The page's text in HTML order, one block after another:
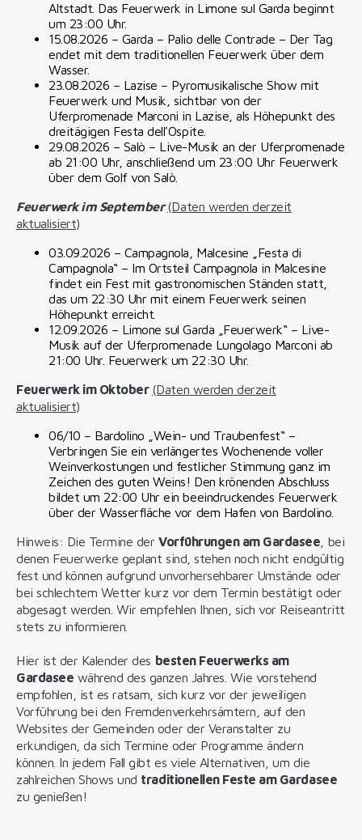
Altstadt. Das Feuerwerk in Limone sul Garda beginnt
um 23:00 Uhr.
15.08.2026 – Garda – Palio delle Contrade – Der Tag
endet mit dem traditionellen Feuerwerk über dem
Wasser.
23.08.2026 – Lazise – Pyromusikalische Show mit
Feuerwerk und Musik, sichtbar von der
Uferpromenade Marconi in Lazise, als Höhepunkt des
dreitägigen Festa dell'Ospite.
29.08.2026 – Salò – Live-Musik an der Uferpromenade
ab 21:00 Uhr, anschließend um 23:00 Uhr Feuerwerk
über dem Golf von Salò.
Feuerwerk im September(Daten werden derzeit
aktualisiert)
03.09.2026 – Campagnola, Malcesine „Festa di
Campagnola“ – Im Ortsteil Campagnola in Malcesine
findet ein Fest mit gastronomischen Ständen statt,
das um 22:30 Uhr mit einem Feuerwerk seinen
Höhepunkt erreicht.
12.09.2026 – Limone sul Garda „Feuerwerk“ – Live-
Musik auf der Uferpromenade Lungolago Marconi ab
21:00 Uhr. Feuerwerk um 22:30 Uhr.
Feuerwerk im Oktober (Daten werden derzeit
aktualisiert)
06/10 – Bardolino „Wein- und Traubenfest“ –
Verbringen Sie ein verlängertes Wochenende voller
Weinverkostungen und festlicher Stimmung ganz im
Zeichen des guten Weins! Den krönenden Abschluss
bildet um 22:00 Uhr ein beeindruckendes Feuerwerk
über der Wasserfläche vor dem Hafen von Bardolino.
Hinweis: Die Termine der Vorführungen am Gardasee , bei
denen Feuerwerke geplant sind, stehen noch nicht endgültig
fest und können aufgrund unvorhersehbarer Umstände oder
bei schlechtem Wetter kurz vor dem Termin bestätigt oder
abgesagt werden. Wir empfehlen Ihnen, sich vor Reiseantritt
stets zu informieren.
Hier ist der Kalender des besten Feuerwerks am
Gardasee während des ganzen Jahres. Wie vorstehend
empfohlen, ist es ratsam, sich kurz vor der jeweiligen
Vorführung bei den Fremdenverkehrsämtern, auf den
Websites der Gemeinden oder der Veranstalter zu
erkundigen, da sich Termine oder Programme ändern
können. In jedem Fall gibt es viele Alternativen, um die
zahlreichen Shows und traditionellen Feste am Gardasee
zu genießen!